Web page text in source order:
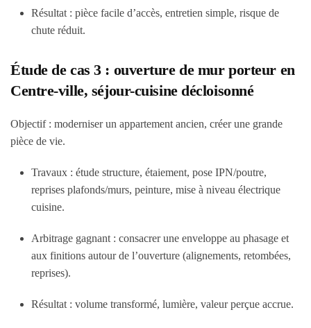
Résultat : pièce facile d’accès, entretien simple, risque de
chute réduit.
Étude de cas 3 : ouverture de mur porteur en
Centre-ville, séjour-cuisine décloisonné
Objectif : moderniser un appartement ancien, créer une grande
pièce de vie.
Travaux : étude structure, étaiement, pose IPN/poutre,
reprises plafonds/murs, peinture, mise à niveau électrique
cuisine.
Arbitrage gagnant : consacrer une enveloppe au phasage et
aux finitions autour de l’ouverture (alignements, retombées,
reprises).
Résultat : volume transformé, lumière, valeur perçue accrue.